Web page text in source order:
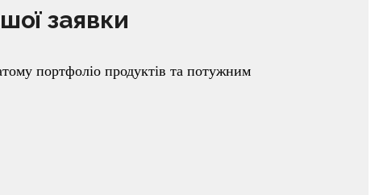
заявки
портфоліо продуктів та потужним